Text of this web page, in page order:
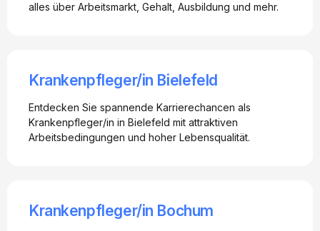
alles über Arbeitsmarkt, Gehalt, Ausbildung und mehr.
Krankenpfleger/in Bielefeld
Entdecken Sie spannende Karrierechancen als
Krankenpfleger/in in Bielefeld mit attraktiven
Arbeitsbedingungen und hoher Lebensqualität.
Krankenpfleger/in Bochum